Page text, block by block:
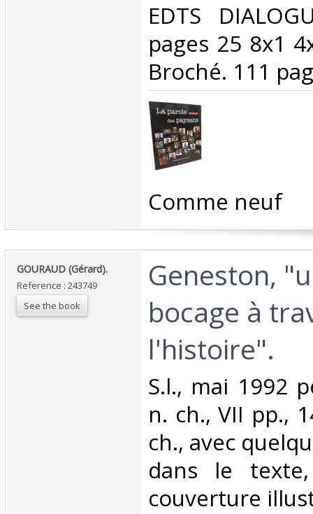
‎EDTS
pages 25 8x1
Broché. 111
‎Comme neuf‎
‎GOURAUD (Gérard).‎
Reference : 243749
See the book
‎Geneston,
bocage à
l'histoire".‎
‎S.l., mai 1992
n. ch., VII pp.,
ch., avec
dans le
couverture